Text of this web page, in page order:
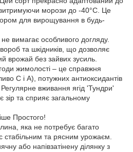
морози до -40°C. Це
для вирощування в будь-
вимагає особливого догляду.
та шкідників, що дозволяє
врожай без зайвих зусиль.
жимолості – це справжня
С і А), потужних антиоксидантів
вживання ягід 'Тундри'
зір та сприяє загальному
Простого!
яка не потребує багато
стабільним та рясним урожаєм.
або напівзатінену ділянку з